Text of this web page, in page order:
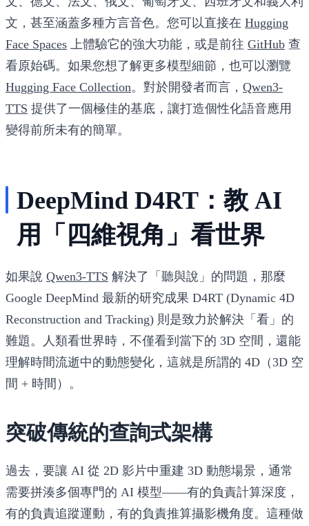
文，甚至涵蓋多種方言音色。您可以直接在 Hugging
Face Spaces 上體驗它的強大功能，或是前往 GitHub 查
看原始碼。如果您想了解更多模型細節，也可以瀏覽
Hugging Face Collection。對於開發者而言， Qwen3-
TTS 提供了一個極佳的基底，讓打造個性化語音應用
變得前所未有的簡單。
DeepMind D4RT：教 AI
用「四維視角」看世界
如果說 Qwen3-TTS 解決了「聽與說」的問題，那麼
Google DeepMind 最新的研究成果 D4RT (Dynamic 4D
Reconstruction and Tracking) 則是致力於解決「看」的
難題。人類看世界時，不僅看到當下的 3D 空間，還能
理解時間流逝中的動態變化，這就是所謂的 4D（3D 空
間 + 時間）。
突破傳統的查詢式架構
過去，要讓 AI 從 2D 影片中重建 3D 動態場景，通常
需要拼湊多個專門的 AI 模型——有的負責計算深度，
有的負責追蹤運動，有的負責推算攝影機角度。這種做